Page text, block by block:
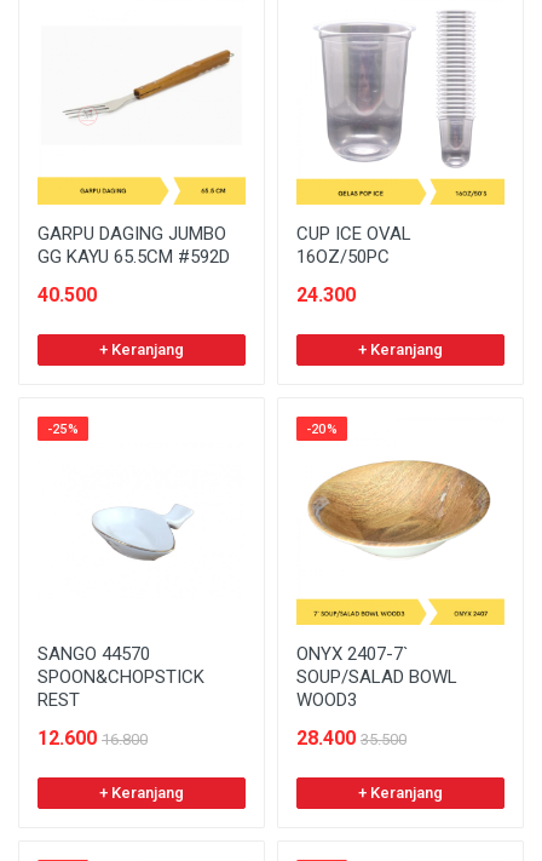
GARPU DAGING JUMBO
GG KAYU 65.5CM #592D
40.500
+ Keranjang
CUP ICE OVAL
16OZ/50PC
24.300
+ Keranjang
-25%
SANGO 44570
SPOON&CHOPSTICK
REST
12.600 16.800
+ Keranjang
-20%
ONYX 2407-7`
SOUP/SALAD BOWL
WOOD3
28.400 35.500
+ Keranjang